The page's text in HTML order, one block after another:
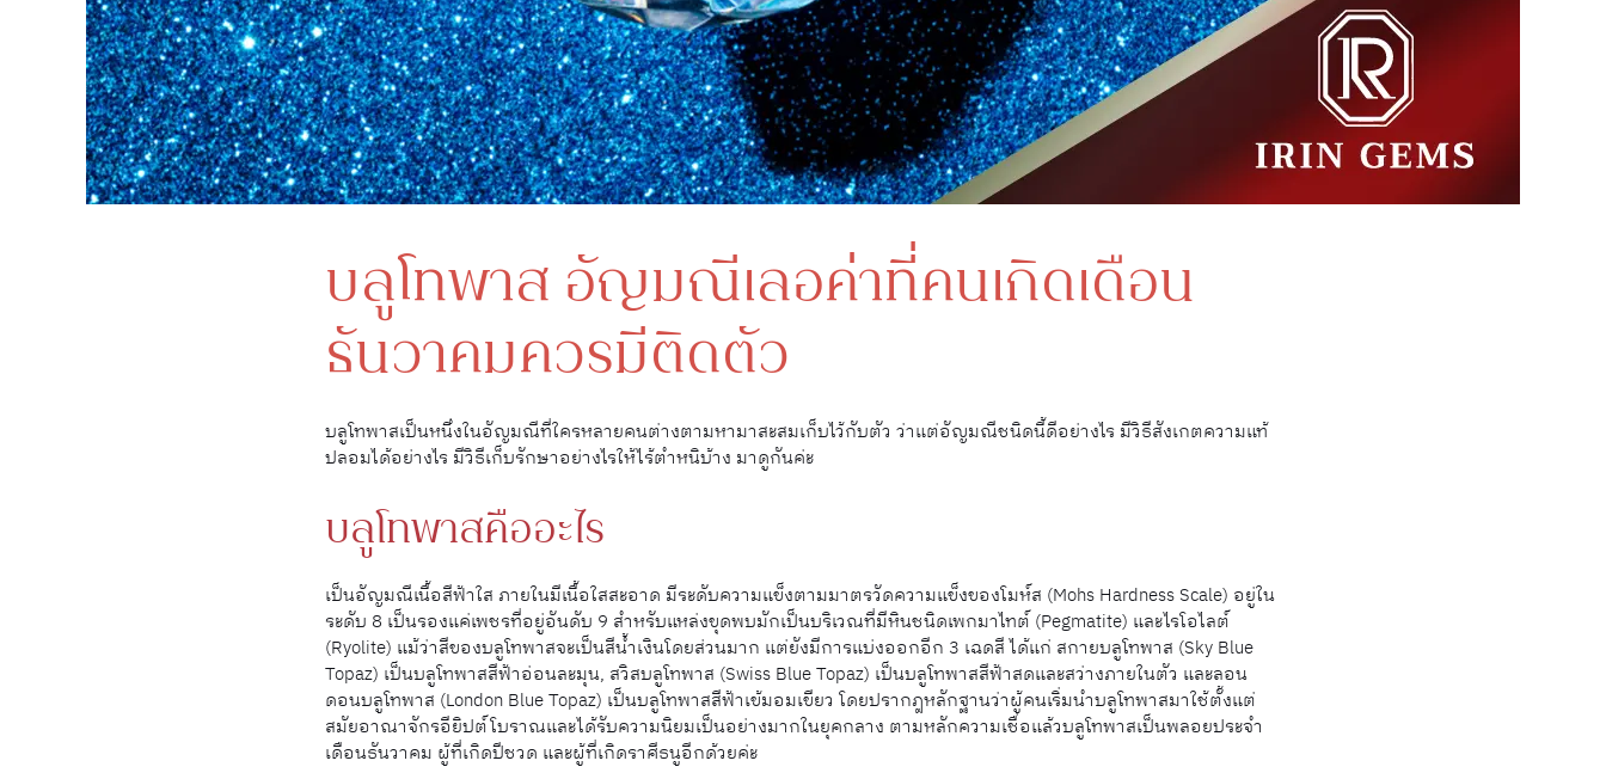
บลูโทพาส อัญมณีเลอค่าที่คนเกิดเดือน
ธันวาคมควรมีติดตัว
บลูโทพาสเป็นหนึ่งในอัญมณีที่ใครหลายคนต่างตามหามาสะสมเก็บไว้กับตัว ว่าแต่อัญมณีชนิดนี้ดีอย่างไร มีวิธีสังเกตความแท้
ปลอมได้อย่างไร มีวิธีเก็บรักษาอย่างไรให้ไร้ตำหนิบ้าง มาดูกันค่ะ
บลูโทพาสคืออะไร
เป็นอัญมณีเนื้อสีฟ้าใส ภายในมีเนื้อใสสะอาด มีระดับความแข็งตามมาตรวัดความแข็งของโมห์ส (Mohs Hardness Scale) อยู่ใน
ระดับ 8 เป็นรองแค่เพชรที่อยู่อันดับ 9 สำหรับแหล่งขุดพบมักเป็นบริเวณที่มีหินชนิดเพกมาไทต์ (Pegmatite) และไรโอไลต์
(Ryolite) แม้ว่าสีของบลูโทพาสจะเป็นสีน้ำเงินโดยส่วนมาก แต่ยังมีการแบ่งออกอีก 3 เฉดสี ได้แก่ สกายบลูโทพาส (Sky Blue
Topaz) เป็นบลูโทพาสสีฟ้าอ่อนละมุน, สวิสบลูโทพาส (Swiss Blue Topaz) เป็นบลูโทพาสสีฟ้าสดและสว่างภายในตัว และลอน
ดอนบลูโทพาส (London Blue Topaz) เป็นบลูโทพาสสีฟ้าเข้มอมเขียว โดยปรากฎหลักฐานว่าผู้คนเริ่มนำบลูโทพาสมาใช้ตั้งแต่
สมัยอาณาจักรอียิปต์โบราณและได้รับความนิยมเป็นอย่างมากในยุคกลาง ตามหลักความเชื่อแล้วบลูโทพาสเป็นพลอยประจำ
เดือนธันวาคม ผู้ที่เกิดปีชวด และผู้ที่เกิดราศีธนูอีกด้วยค่ะ